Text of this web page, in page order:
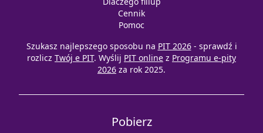
Cennik
Pomoc
Szukasz najlepszego sposobu na PIT 2026 - sprawdź i
rozlicz Twój e PIT. Wyślij PIT online z Programu e-pity
2026 za rok 2025.
Pobierz